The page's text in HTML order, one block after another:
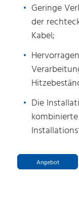
Geringe
der
Kabel;
Die
Angebot